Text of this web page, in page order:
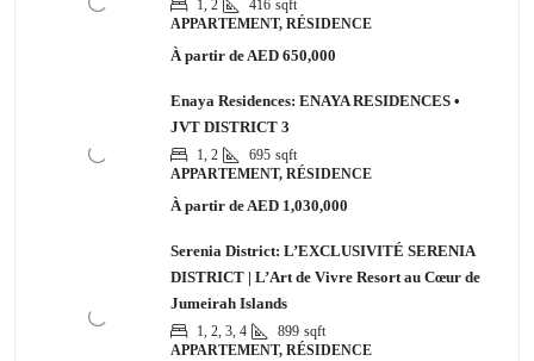
1, 2 416 sqft
APPARTEMENT, RÉSIDENCE
À partir de AED 650,000
Enaya Residences: ENAYA RESIDENCES •
JVT DISTRICT 3
1, 2 695 sqft
APPARTEMENT, RÉSIDENCE
À partir de AED 1,030,000
Serenia District: L’EXCLUSIVITÉ SERENIA
DISTRICT | L’Art de Vivre Resort au Cœur de
Jumeirah Islands
1, 2, 3, 4 899 sqft
APPARTEMENT, RÉSIDENCE